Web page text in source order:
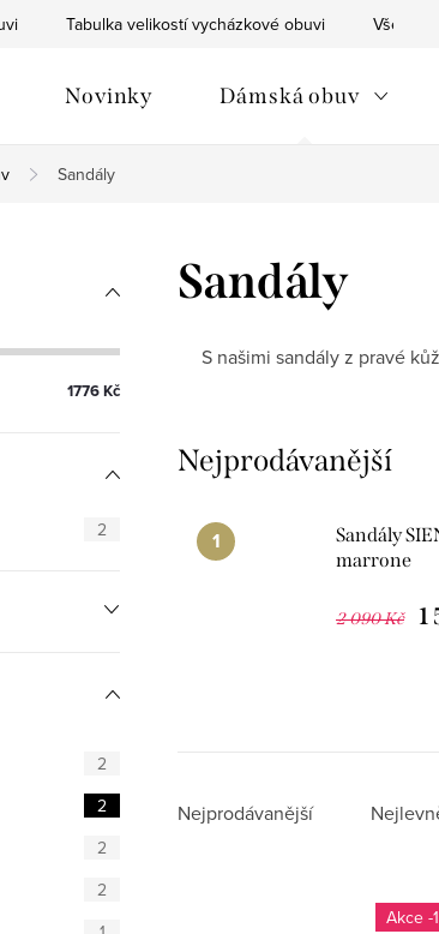
Tabulka velikostí vycházkové obuvi Vše o
Novinky Dámská obuv
Sandály
1776Kč
2
2
2
2
2
Sandály
S našimi sandály z pravé
Nejprodávanější
Sandály
marrone
2 090 Kč 1
Ř
Nejprodávanější
-